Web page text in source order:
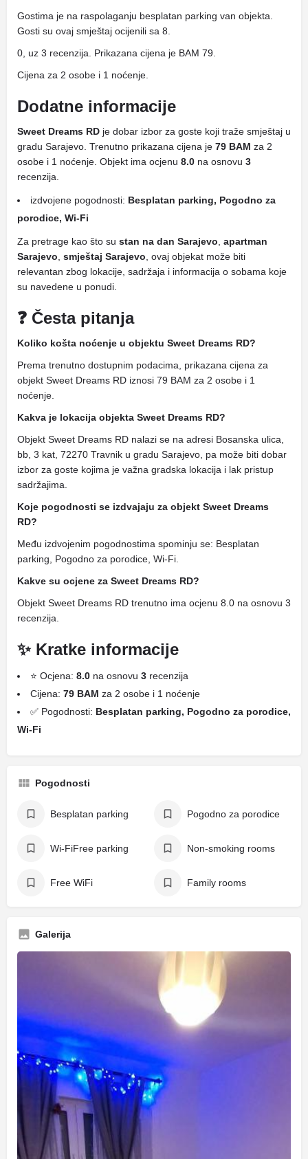
Gostima je na raspolaganju besplatan parking van objekta.
Gosti su ovaj smještaj ocijenili sa 8.
0, uz 3 recenzija. Prikazana cijena je BAM 79.
Cijena za 2 osobe i 1 noćenje.
Dodatne informacije
Sweet Dreams RD je dobar izbor za goste koji traže smještaj u
gradu Sarajevo. Trenutno prikazana cijena je 79 BAM za 2
osobe i 1 noćenje. Objekt ima ocjenu 8.0 na osnovu 3
recenzija.
izdvojene pogodnosti: Besplatan parking, Pogodno za
porodice, Wi-Fi
Za pretrage kao što su stan na dan Sarajevo apartman
Sarajevo smještaj Sarajevo , ovaj objekat može biti
relevantan zbog lokacije, sadržaja i informacija o sobama koje
su navedene u ponudi.
❓ Česta pitanja
Koliko košta noćenje u objektu Sweet Dreams RD?
Prema trenutno dostupnim podacima, prikazana cijena za
objekt Sweet Dreams RD iznosi 79 BAM za 2 osobe i 1
noćenje.
Kakva je lokacija objekta Sweet Dreams RD?
Objekt Sweet Dreams RD nalazi se na adresi Bosanska ulica,
bb, 3 kat, 72270 Travnik u gradu Sarajevo, pa može biti dobar
izbor za goste kojima je važna gradska lokacija i lak pristup
sadržajima.
Koje pogodnosti se izdvajaju za objekt Sweet Dreams
RD?
Među izdvojenim pogodnostima spominju se: Besplatan
parking, Pogodno za porodice, Wi-Fi.
Kakve su ocjene za Sweet Dreams RD?
Objekt Sweet Dreams RD trenutno ima ocjenu 8.0 na osnovu 3
recenzija.
✨ Kratke informacije
⭐ Ocjena: 8.0 na osnovu 3 recenzija
Cijena: 79 BAM za 2 osobe i 1 noćenje
✅ Pogodnosti: Besplatan parking, Pogodno za porodice,
Wi-Fi
Pogodnosti
Besplatan parking Pogodno za porodice
Wi-FiFree parking Non-smoking rooms
Free WiFi Family rooms
Galerija